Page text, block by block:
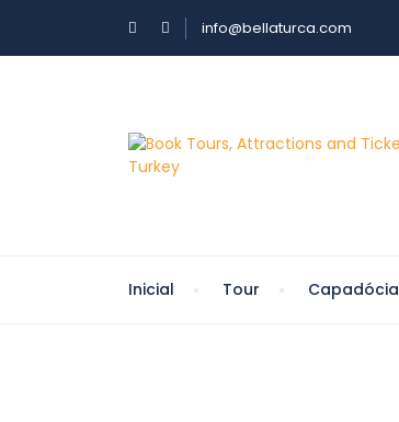
info@bellaturca.com
Inicial Tour Capadócia